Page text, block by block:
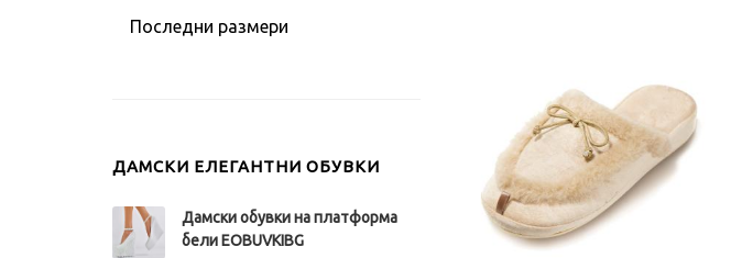
Последни размери
ДАМСКИ ЕЛЕГАНТНИ ОБУВКИ
Дамски обувки на платформа
бели EOBUVKIBG